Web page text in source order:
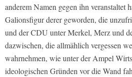
anderem Namen gegen ihn veranstaltet
Galionsfigur derer geworden, die
und der CDU unter Merkel, Merz und
dazwischen, die allmählich vergessen
wahrnehmen, wie unter der Ampel
ideologischen Gründen vor die Wand